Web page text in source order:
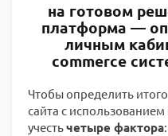
на готовом
платформа —
личным
commerce
Чтобы определить
сайта с
учестьчетыре фактора: